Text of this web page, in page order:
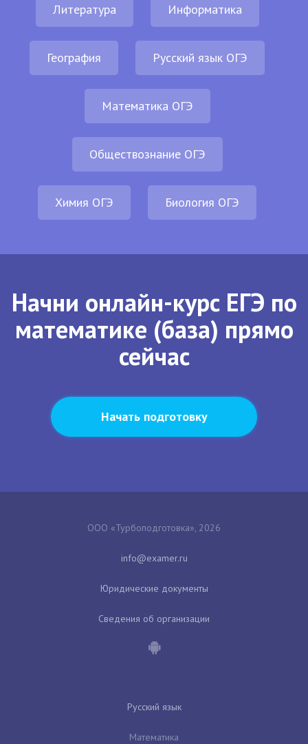
Литература Информатика
География Русский язык ОГЭ
Математика ОГЭ
Обществознание ОГЭ
Химия ОГЭ Биология ОГЭ
Начни онлайн-курс ЕГЭ по
математике (база) прямо
сейчас
Начать подготовку
ООО «Турбоподготовка», 2026
Юридические документы
Сведения об организации
Русский язык
Математика